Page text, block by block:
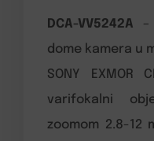
DCA-VV5242A –
dome kamera u
SONY EXMOR
varifokalni
zoomom 2.8-12